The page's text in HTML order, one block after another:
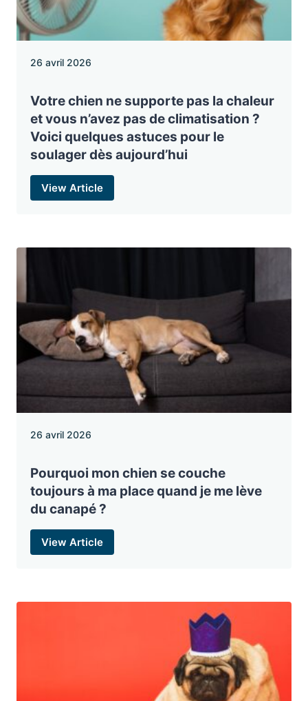
26 avril 2026
Votre chien ne supporte pas la chaleur
et vous n’avez pas de climatisation ?
Voici quelques astuces pour le
soulager dès aujourd’hui
View Article
26 avril 2026
Pourquoi mon chien se couche
toujours à ma place quand je me lève
du canapé ?
View Article